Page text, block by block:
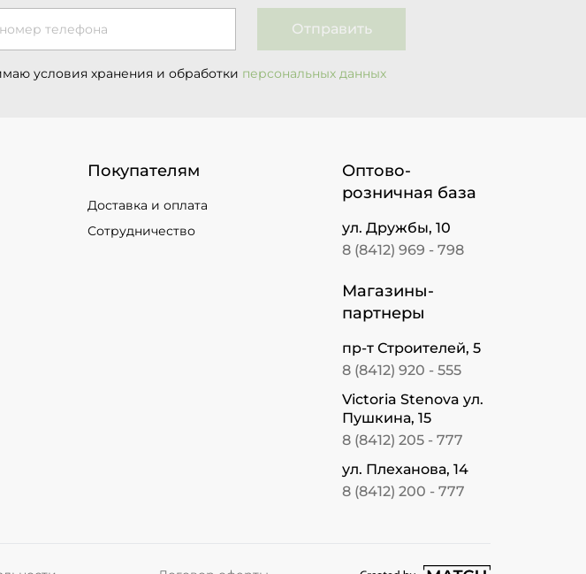
телефона Отправить
условия хранения и обработки персональных данных
Покупателям
Доставка и оплата
Сотрудничество
Оптово-
розничная база
ул. Дружбы, 10
8 (8412) 969 - 798
Магазины-
партнеры
пр-т Строителей, 5
8 (8412) 920 - 555
Victoria Stenova ул.
Пушкина, 15
8 (8412) 205 - 777
ул. Плеханова, 14
8 (8412) 200 - 777